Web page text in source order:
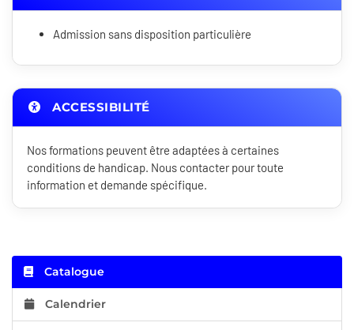
Admission sans disposition particulière
ACCESSIBILITÉ
Nos formations peuvent être adaptées à certaines
conditions de handicap. Nous contacter pour toute
information et demande spécifique.
Catalogue
Calendrier